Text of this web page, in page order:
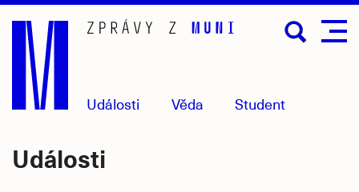
Přejít
hlavní
obsah
Události Věda Student
Události